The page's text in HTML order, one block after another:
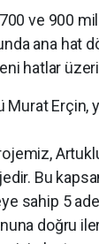
ve 900
ana hat
hatlar
Erçin,
Bu
sahip 5
doğru